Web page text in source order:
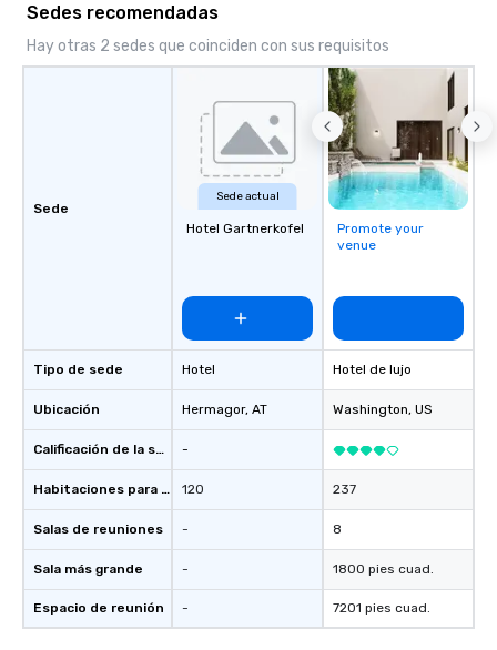
Sedes recomendadas
Hay otras 2 sedes que coinciden con sus requisitos
Sede
Tipo de sede
Ubicación
Calificación de la sede
Habitaciones para huéspedes
Salas de reuniones
Sala más grande
Espacio de reunión
Sede actual
Hotel Gartnerkofel
Hotel
Hermagor, AT
-
120
-
-
-
Promote your
venue
Hotel de lujo
Washington, US
237
8
1800 pies cuad.
7201 pies cuad.